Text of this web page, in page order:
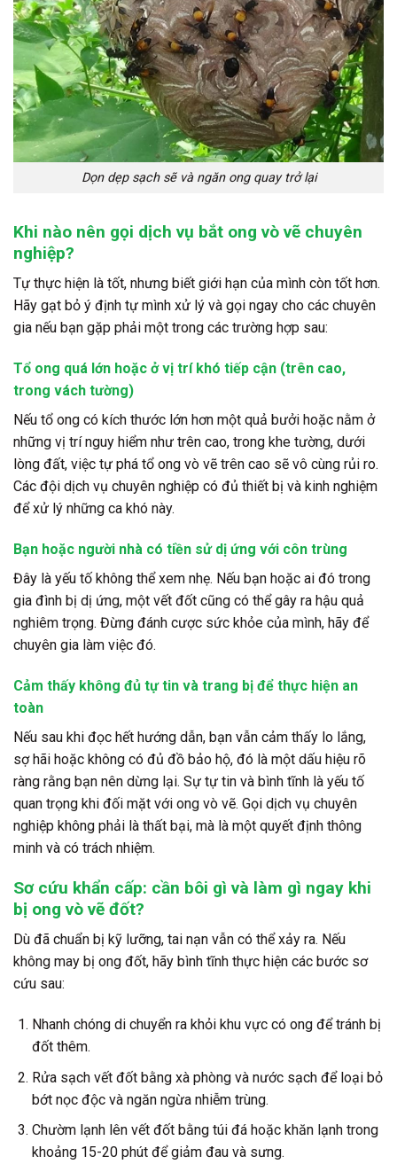
Dọn dẹp sạch sẽ và ngăn ong quay trở lại
Khi nào nên gọi dịch vụ bắt ong vò vẽ chuyên
nghiệp?
Tự thực hiện là tốt, nhưng biết giới hạn của mình còn tốt hơn.
Hãy gạt bỏ ý định tự mình xử lý và gọi ngay cho các chuyên
gia nếu bạn gặp phải một trong các trường hợp sau:
Tổ ong quá lớn hoặc ở vị trí khó tiếp cận (trên cao,
trong vách tường)
Nếu tổ ong có kích thước lớn hơn một quả bưởi hoặc nằm ở
những vị trí nguy hiểm như trên cao, trong khe tường, dưới
lòng đất, việc tự phá tổ ong vò vẽ trên cao sẽ vô cùng rủi ro.
Các đội dịch vụ chuyên nghiệp có đủ thiết bị và kinh nghiệm
để xử lý những ca khó này.
Bạn hoặc người nhà có tiền sử dị ứng với côn trùng
Đây là yếu tố không thể xem nhẹ. Nếu bạn hoặc ai đó trong
gia đình bị dị ứng, một vết đốt cũng có thể gây ra hậu quả
nghiêm trọng. Đừng đánh cược sức khỏe của mình, hãy để
chuyên gia làm việc đó.
Cảm thấy không đủ tự tin và trang bị để thực hiện an
toàn
Nếu sau khi đọc hết hướng dẫn, bạn vẫn cảm thấy lo lắng,
sợ hãi hoặc không có đủ đồ bảo hộ, đó là một dấu hiệu rõ
ràng rằng bạn nên dừng lại. Sự tự tin và bình tĩnh là yếu tố
quan trọng khi đối mặt với ong vò vẽ. Gọi dịch vụ chuyên
nghiệp không phải là thất bại, mà là một quyết định thông
minh và có trách nhiệm.
Sơ cứu khẩn cấp: cần bôi gì và làm gì ngay khi
bị ong vò vẽ đốt?
Dù đã chuẩn bị kỹ lưỡng, tai nạn vẫn có thể xảy ra. Nếu
không may bị ong đốt, hãy bình tĩnh thực hiện các bước sơ
cứu sau:
Nhanh chóng di chuyển ra khỏi khu vực có ongđể tránh bị
đốt thêm.
Rửa sạch vết đốtbằng xà phòng và nước sạch để loại bỏ
bớt nọc độc và ngăn ngừa nhiễm trùng.
Chườm lạnhlên vết đốt bằng túi đá hoặc khăn lạnh trong
khoảng 15-20 phút để giảm đau và sưng.